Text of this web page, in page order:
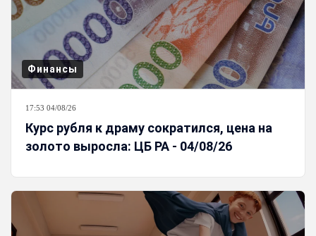
Финансы
17:53 04/08/26
Курс рубля к драму сократился, цена на
золото выросла: ЦБ РА - 04/08/26